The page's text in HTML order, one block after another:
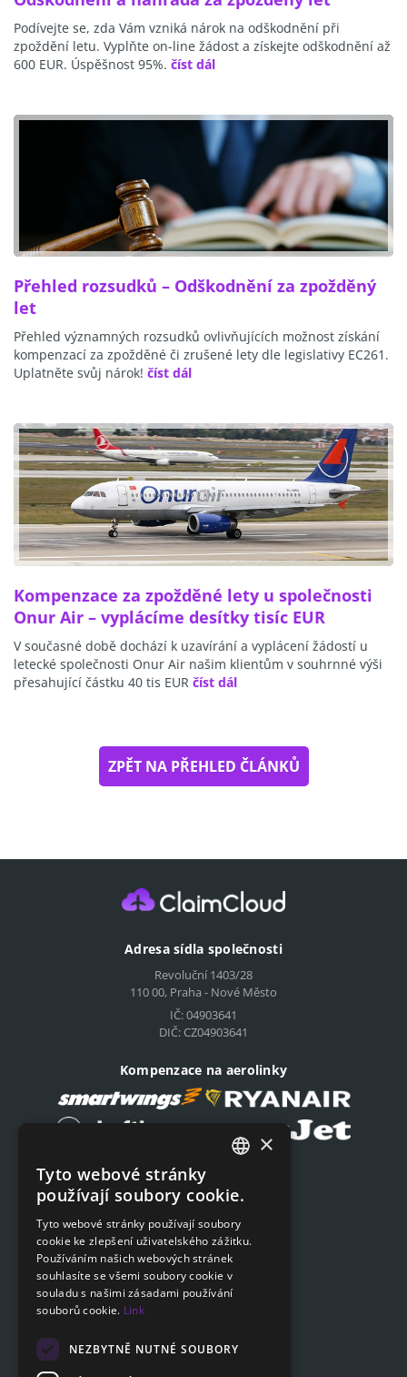
Podívejte se, zda Vám vzniká nárok na odškodnění při
zpoždění letu. Vyplňte on-line žádost a získejte odškodnění až
600 EUR. Úspěšnost 95%. číst dál
Přehled rozsudků – Odškodnění za zpožděný
let
Přehled významných rozsudků ovlivňujících možnost získání
kompenzací za zpožděné či zrušené lety dle legislativy EC261.
Uplatněte svůj nárok! číst dál
Kompenzace za zpožděné lety u společnosti
Onur Air – vyplácíme desítky tisíc EUR
V současné době dochází k uzavírání a vyplácení žádostí u
letecké společnosti Onur Air našim klientům v souhrnné výši
přesahující částku 40 tis EUR číst dál
ZPĚT NA PŘEHLED ČLÁNKŮ
Adresa sídla společnosti
Revoluční 1403/28
110 00, Praha - Nové Město
IČ: 04903641
DIČ: CZ04903641
Kompenzace na aerolinky
Podat on-line žádost
Podat on-line žádost
Navigace
Ceník
Otázky a odpovědi
Poradna
SLOVAK
×
Tyto webové stránky
používají soubory cookie.
Tyto webové stránky používají soubory
cookie ke zlepšení uživatelského zážitku.
Používáním našich webových stránek
souhlasíte se všemi soubory cookie v
souladu s našimi zásadami používání
souborů cookie. Link
NEZBYTNĚ NUTNÉ SOUBORY